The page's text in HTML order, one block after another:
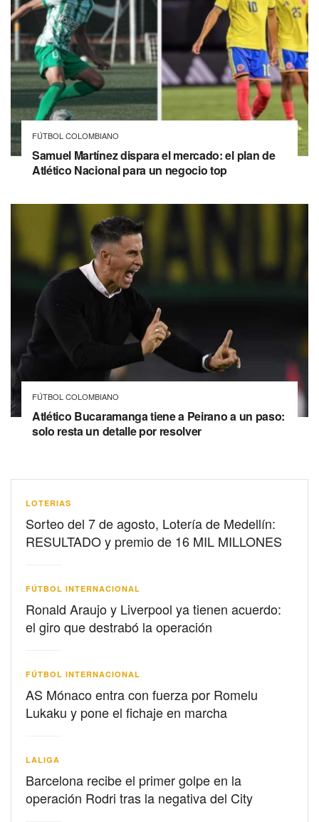
FÚTBOL COLOMBIANO
Samuel Martínez dispara el mercado: el plan de
Atlético Nacional para un negocio top
FÚTBOL COLOMBIANO
Atlético Bucaramanga tiene a Peirano a un paso:
solo resta un detalle por resolver
LOTERIAS
Sorteo del 7 de agosto, Lotería de Medellín:
RESULTADO y premio de 16 MIL MILLONES
FÚTBOL INTERNACIONAL
Ronald Araujo y Liverpool ya tienen acuerdo:
el giro que destrabó la operación
FÚTBOL INTERNACIONAL
AS Mónaco entra con fuerza por Romelu
Lukaku y pone el fichaje en marcha
LALIGA
Barcelona recibe el primer golpe en la
operación Rodri tras la negativa del City